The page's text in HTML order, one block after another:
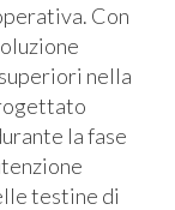
Con
nella
la fase
testine di